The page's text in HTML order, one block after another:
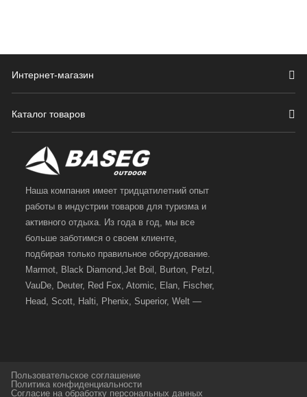
Интернет-магазин
Каталог товаров
Наша компания имеет тридцатилетний опыт
работы в индустрии товаров для туризма и
активного отдыха. Из года в год, мы все
больше заботимся о своем клиенте,
подбирая только правильное оборудование.
Marmot, Black Diamond,Jet Boil, Burton, Petzl,
VauDe, Deuter, Red Fox, Atomic, Elan, Fischer,
Head, Scott, Halti, Phenix, Superior, Welt —
и взыскательных путешественников,
Пользовательское соглашение
Политика конфиденциальности
Согласие на обработку персональных данных